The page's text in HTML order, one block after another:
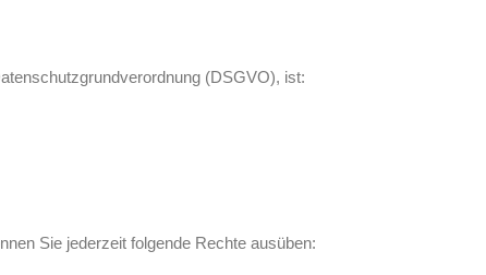
(DSGVO), ist:
Sie jederzeit folgende Rechte ausüben: